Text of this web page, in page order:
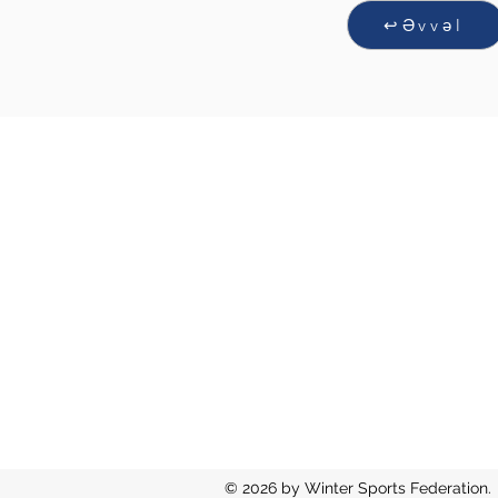
↩Əvvəl
© 2026 by Winter Sports Federation.